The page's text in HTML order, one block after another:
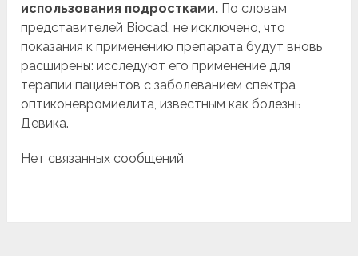
использования подростками. По словам
представителей Biocad, не исключено, что
показания к применению препарата будут вновь
расширены: исследуют его применение для
терапии пациентов с заболеванием спектра
оптиконевромиелита, известным как болезнь
Девика.
Нет связанных сообщений